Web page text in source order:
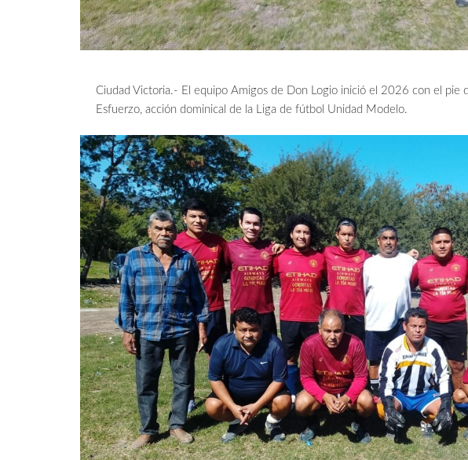
Ciudad Victoria.- El equipo Amigos de Don Logio inició el 2026 con el pie
Esfuerzo, acción dominical de la Liga de fútbol Unidad Modelo.